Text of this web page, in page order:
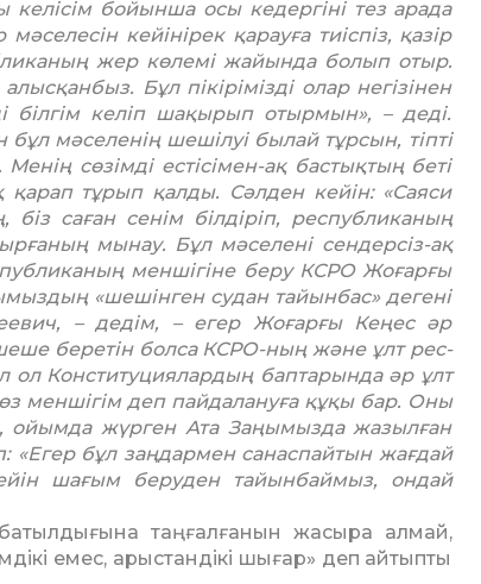
бойынша осы кедер­гіні тез арада
кейіні­рек қарауға тиіспіз, қазір
жер көлемі жайында болып отыр.
Бұл пікірімізді олар негізінен
білгім келіп шақы­рып отырмын», – деді.
мәселенің шешілуі былай тұрсын, тіпті
сөзімді естісі­мен-ақ бастықтың беті
қарап тұрып қалды. Сәлден кейін: «Саяси
саған сенім білдіріп, республиканың
мынау. Бұл мәселені сендерсіз-ақ
меншігіне беру КСРО Жоғарғы
«шешінген судан тайынбас» дегені
– дедім, – егер Жоғарғы Кеңес әр
беретін болса КСРО-ның және ұлт рес­
Консти­туциялардың баптарында әр ұлт
меншігім деп пайдалануға құқы бар. Оны
ойымда жүрген Ата Заңы­мызда жазылған
бұл заңдармен санаспайтын жағдай
шағым беруден тайынбаймыз, ондай
таңғалға­нын жасыра алмай,
емес, арыстандікі шығар» деп айтыпты